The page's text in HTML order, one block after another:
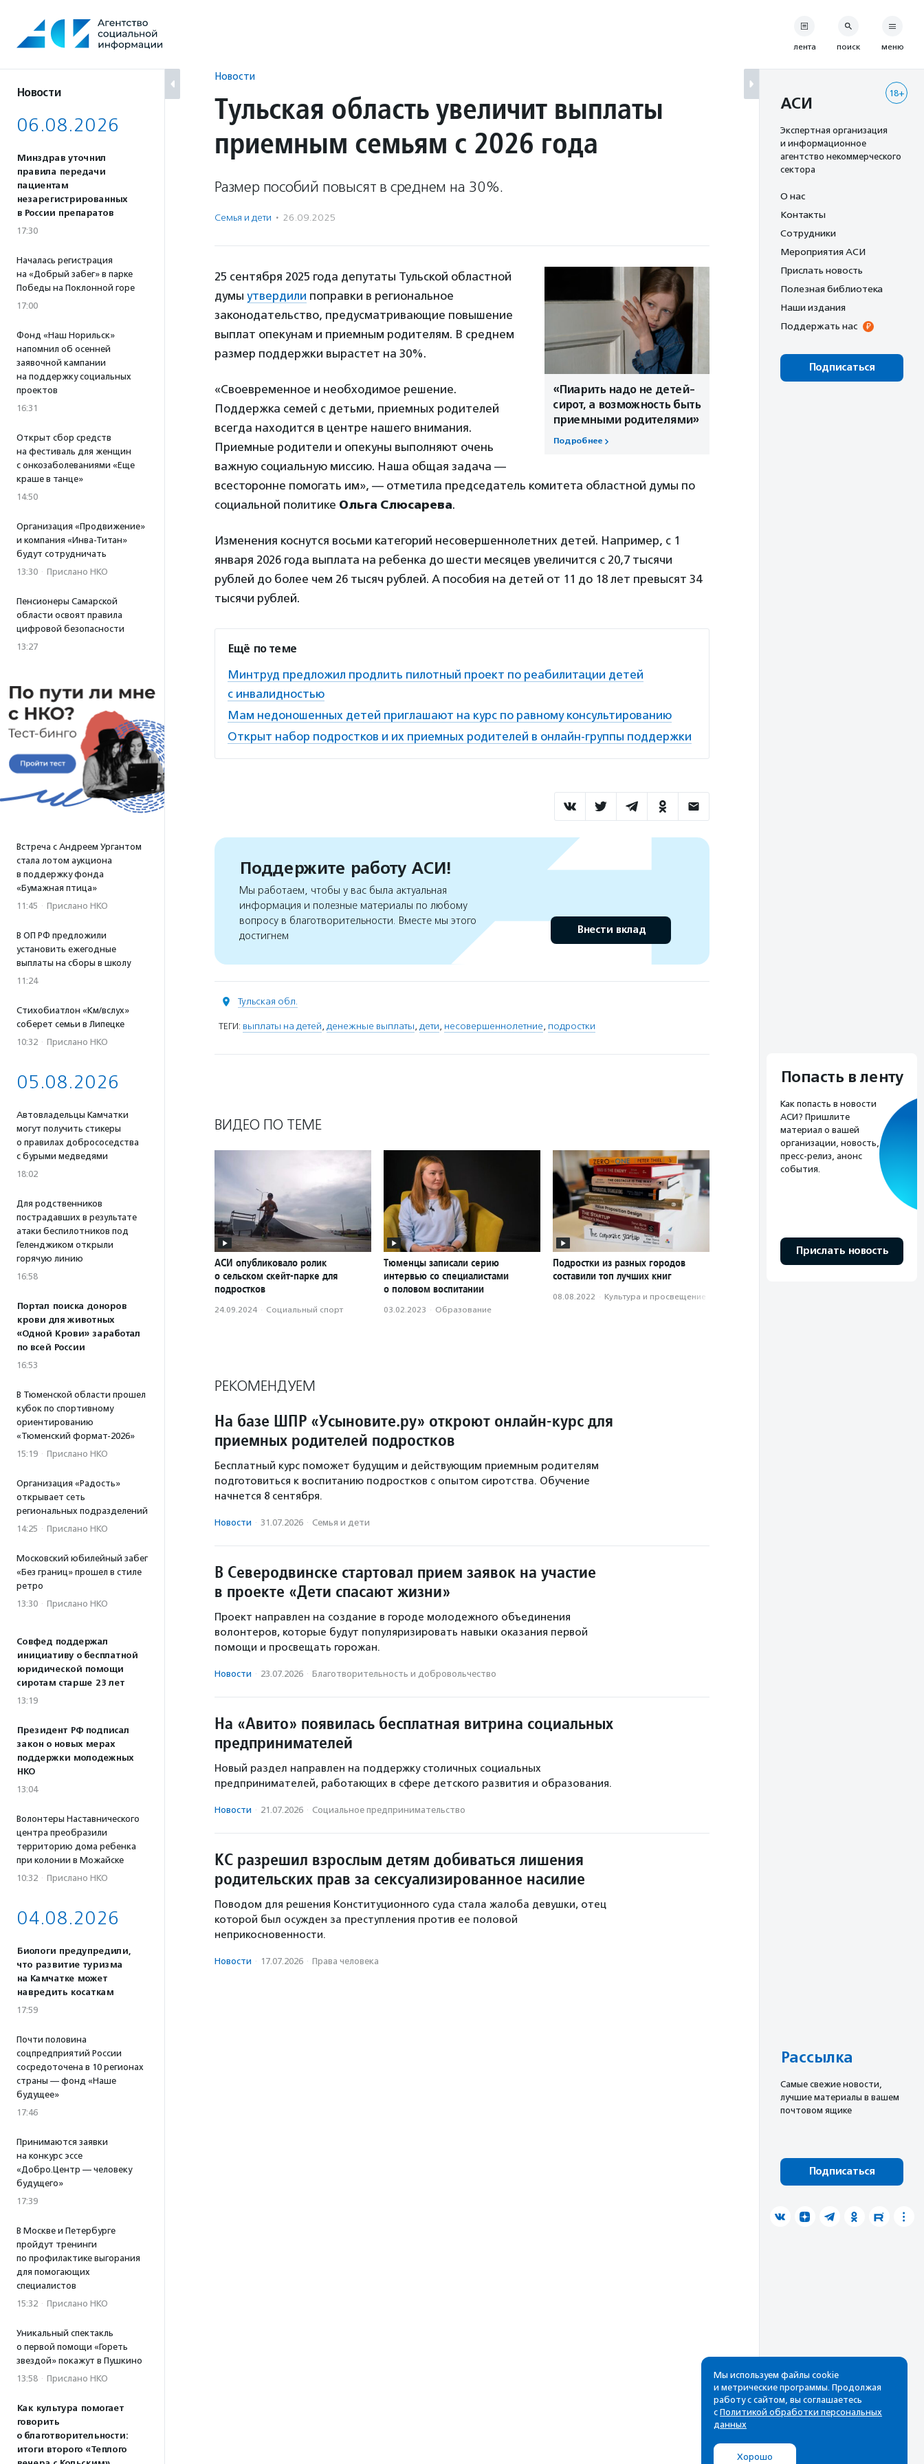
содержанию
Новости
06.08.2026
Минздрав уточнил
правила передачи
пациентам
незарегистрированных
в России препаратов
17:30
Началась регистрация
на «Добрый забег» в парке
Победы на Поклонной горе
17:00
Фонд «Наш Норильск»
напомнил об осенней
заявочной кампании
на поддержку социальных
проектов
16:31
Открыт сбор средств
на фестиваль для женщин
с онкозаболеваниями «Еще
краше в танце»
14:50
Организация «Продвижение»
и компания «Инва-Титан»
будут сотрудничать
13:30 · Прислано НКО
Пенсионеры Самарской
области освоят правила
цифровой безопасности
13:27
Встреча с Андреем Ургантом
стала лотом аукциона
в поддержку фонда
«Бумажная птица»
11:45 · Прислано НКО
В ОП РФ предложили
установить ежегодные
выплаты на сборы в школу
11:24
Стихобиатлон «Км/вслух»
соберет семьи в Липецке
10:32 · Прислано НКО
05.08.2026
Автовладельцы Камчатки
могут получить стикеры
о правилах добрососедства
с бурыми медведями
18:02
Для родственников
пострадавших в результате
атаки беспилотников под
Геленджиком открыли
горячую линию
16:58
Портал поиска доноров
крови для животных
«Одной Крови» заработал
по всей России
16:53
В Тюменской области прошел
кубок по спортивному
ориентированию
«Тюменский формат-2026»
15:19 · Прислано НКО
Организация «Радость»
открывает сеть
региональных подразделений
14:25 · Прислано НКО
Московский юбилейный забег
«Без границ» прошел в стиле
ретро
13:30 · Прислано НКО
Совфед поддержал
инициативу о бесплатной
юридической помощи
сиротам старше 23 лет
13:19
Президент РФ подписал
закон о новых мерах
поддержки молодежных
НКО
13:04
Волонтеры Наставнического
центра преобразили
территорию дома ребенка
при колонии в Можайске
10:32 · Прислано НКО
04.08.2026
Биологи предупредили,
что развитие туризма
на Камчатке может
навредить косаткам
17:59
Почти половина
соцпредприятий России
сосредоточена в 10 регионах
страны — фонд «Наше
будущее»
17:46
Принимаются заявки
на конкурс эссе
«Добро.Центр — человеку
будущего»
17:39
В Москве и Петербурге
пройдут тренинги
по профилактике выгорания
для помогающих
специалистов
15:32 · Прислано НКО
Уникальный спектакль
о первой помощи «Гореть
звездой» покажут в Пушкино
13:58 · Прислано НКО
Как культура помогает
говорить
о благотворительности:
итоги второго «Теплого
Новости
Тульская область увеличит выплаты
приемным семьям с 2026 года
Размер пособий повысят в среднем на 30%.
Семья и дети · 26.09.2025
«Пиарить надо не детей-
сирот, а возможность быть
приемными родителями»
Подробнее
25 сентября 2025 года депутаты Тульской областной
думы утвердили поправки в региональное
законодательство, предусматривающие повышение
выплат опекунам и приемным родителям. В среднем
размер поддержки вырастет на 30%.
«Своевременное и необходимое решение.
Поддержка семей с детьми, приемных родителей
всегда находится в центре нашего внимания.
Приемные родители и опекуны выполняют очень
важную социальную миссию. Наша общая задача —
всесторонне помогать им», — отметила председатель комитета областной думы по
социальной политике Ольга Слюсарева.
Изменения коснутся восьми категорий несовершеннолетних детей. Например, с 1
января 2026 года выплата на ребенка до шести месяцев увеличится с 20,7 тысячи
рублей до более чем 26 тысяч рублей. А пособия на детей от 11 до 18 лет превысят 34
тысячи рублей.
Ещё по теме
Минтруд предложил продлить пилотный проект по реабилитации детей
с инвалидностью
Мам недоношенных детей приглашают на курс по равному консультированию
Открыт набор подростков и их приемных родителей в онлайн-группы поддержки
Поддержите работу АСИ!
Мы работаем, чтобы у вас была актуальная
информация и полезные материалы по любому
вопросу в благотворительности. Вместе мы этого
достигнем
Внести вклад
Тульская обл.
ТЕГИ: выплаты на детей, денежные выплаты, дети, несовершеннолетние, подростки
ВИДЕО ПО ТЕМЕ
АСИ опубликовало ролик
о сельском скейт-парке для
подростков
24.09.2024 · Социальный спорт
Тюменцы записали серию
интервью со специалистами
о половом воспитании
03.02.2023 · Образование
Подростки из разных городов
составили топ лучших книг
08.08.2022 · Культура и просвещение
РЕКОМЕНДУЕМ
На базе ШПР «Усыновите.ру» откроют онлайн-курс для
приемных родителей подростков
Бесплатный курс поможет будущим и действующим приемным родителям
подготовиться к воспитанию подростков с опытом сиротства. Обучение
начнется 8 сентября.
Новости · 31.07.2026 · Семья и дети
В Северодвинске стартовал прием заявок на участие
в проекте «Дети спасают жизни»
Проект направлен на создание в городе молодежного объединения
волонтеров, которые будут популяризировать навыки оказания первой
помощи и просвещать горожан.
Новости · 23.07.2026 · Благотвори­тель­ность и доброволь­чест­во
На «Авито» появилась бесплатная витрина социальных
предпринимателей
Новый раздел направлен на поддержку столичных социальных
предпринимателей, работающих в сфере детского развития и образования.
Новости · 21.07.2026 · Социальное предпри­нима­тель­ство
КС разрешил взрослым детям добиваться лишения
родительских прав за сексуализированное насилие
Поводом для решения Конституционного суда стала жалоба девушки, отец
которой был осужден за преступления против ее половой
неприкосновенности.
Новости · 17.07.2026 · Права человека
лента поиск меню
18+
АСИ
Экспертная организация
и информационное
агентство некоммерческого
сектора
О нас
Контакты
Сотрудники
Мероприятия АСИ
Прислать новость
Полезная библиотека
Наши издания
Поддержать нас
Подписаться
Попасть в ленту
Как попасть в новости
АСИ? Пришлите
материал о вашей
организации, новость,
пресс-релиз, анонс
события.
Прислать новость
Рассылка
Cамые свежие новости,
лучшие материалы в вашем
почтовом ящике
Подписаться
Мы используем файлы cookie
и метрические программы. Продолжая
работу с сайтом, вы соглашаетесь
с Политикой обработки персональных
данных
Хорошо